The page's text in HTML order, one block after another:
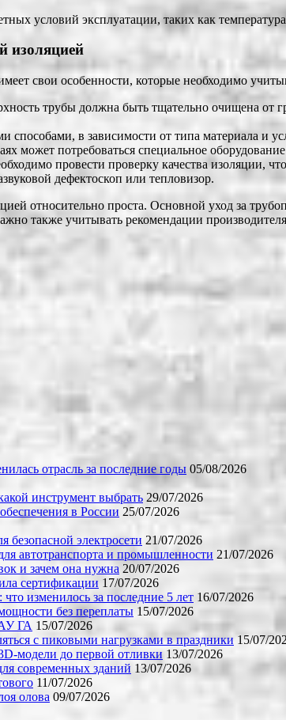
условий эксплуатации, таких как
изоляцией
свои особенности, которые необходимо
трубы должна быть тщательно очищена от
способами, в зависимости от типа материала и
может потребоваться специальное
провести проверку качества изоляции,
дефектоскоп или тепловизор.
относительно проста. Основной уход за
также учитывать рекомендации
отрасль за последние годы 05/08/2026
инструмент выбрать 29/07/2026
в России 25/07/2026
безопасной электросети 21/07/2026
автотранспорта и промышленности 21/07/2026
и зачем она нужна 20/07/2026
сертификации 17/07/2026
изменилось за последние 5 лет 16/07/2026
без переплаты 15/07/2026
ГА 15/07/2026
с пиковыми нагрузками в праздники 15/07/
модели до первой отливки 13/07/2026
современных зданий 13/07/2026
11/07/2026
олова 09/07/2026